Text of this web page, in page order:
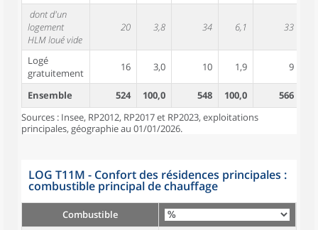
dont d'un
logement
HLM loué vide
20 3,8 34 6,1 33
Logé
gratuitement
16 3,0 10 1,9 9
Ensemble 524 100,0 548 100,0 566
Sources : Insee, RP2012, RP2017 et RP2023, exploitations
principales, géographie au 01/01/2026.
LOG T11M - Confort des résidences principales :
combustible principal de chauffage
Combustible